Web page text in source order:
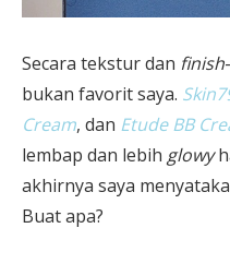
Secara tekstur dan finish
bukan favorit saya.
Cream, dan Etude BB
lembap dan lebih glowy
akhirnya saya
Buat apa?